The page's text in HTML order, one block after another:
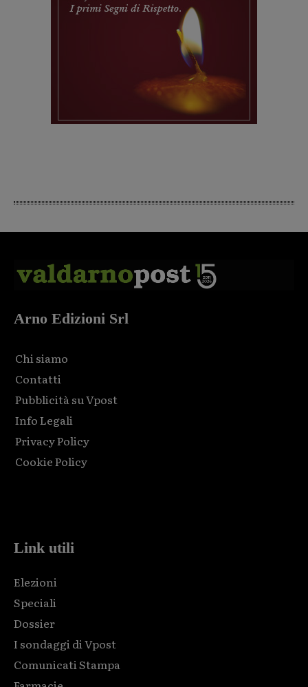
Arno Edizioni Srl
Chi siamo
Contatti
Pubblicità su Vpost
Info Legali
Privacy Policy
Cookie Policy
Link utili
Elezioni
Speciali
Dossier
I sondaggi di Vpost
Comunicati Stampa